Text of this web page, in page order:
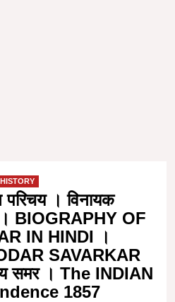
HISTORY
परिचय । विनायक
। BIOGRAPHY OF
IN HINDI ।
SAVARKAR
समर । The INDIAN
1857